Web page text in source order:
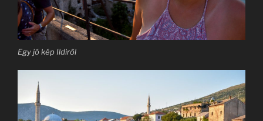
Egy jó kép Ildiről